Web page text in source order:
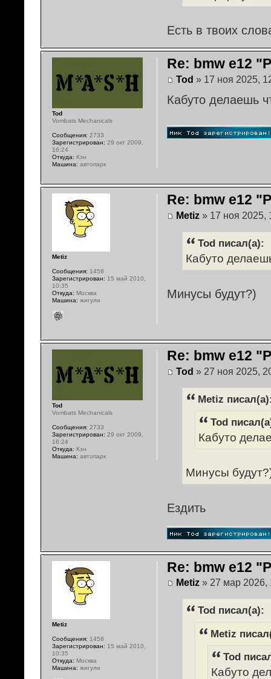
Есть в твоих
Re: bmw e12
Tod » 17 ноя 2025,
Кабуто делаешь
Tod
Vombats Mechanicals
Сообщения: 2733
Зарегистрирован: 29 окт 2009,
16:24
Откуда: Кзн
Машина: автопарк
Re: bmw e12
Metiz» 17 ноя 2025,
Tod писал(а):
Кабуто
Минусы будут?)
Metiz
Сообщения: 1458
Зарегистрирован: 15 май 2010,
10:35
Откуда: Москва
Машина: жигули
Re: bmw e12
Tod » 27 ноя 2025,
Metiz
Tod
Кабуто
Минусы
Ездить
Tod
Vombats Mechanicals
Сообщения: 2733
Зарегистрирован: 29 окт 2009,
16:24
Откуда: Кзн
Машина: автопарк
Re: bmw e12
Metiz» 27 мар 2026,
Tod писал(а):
Metiz
Tod
Кабуто
Metiz
Сообщения: 1458
Зарегистрирован: 15 май 2010,
10:35
Откуда: Москва
Машина: жигули